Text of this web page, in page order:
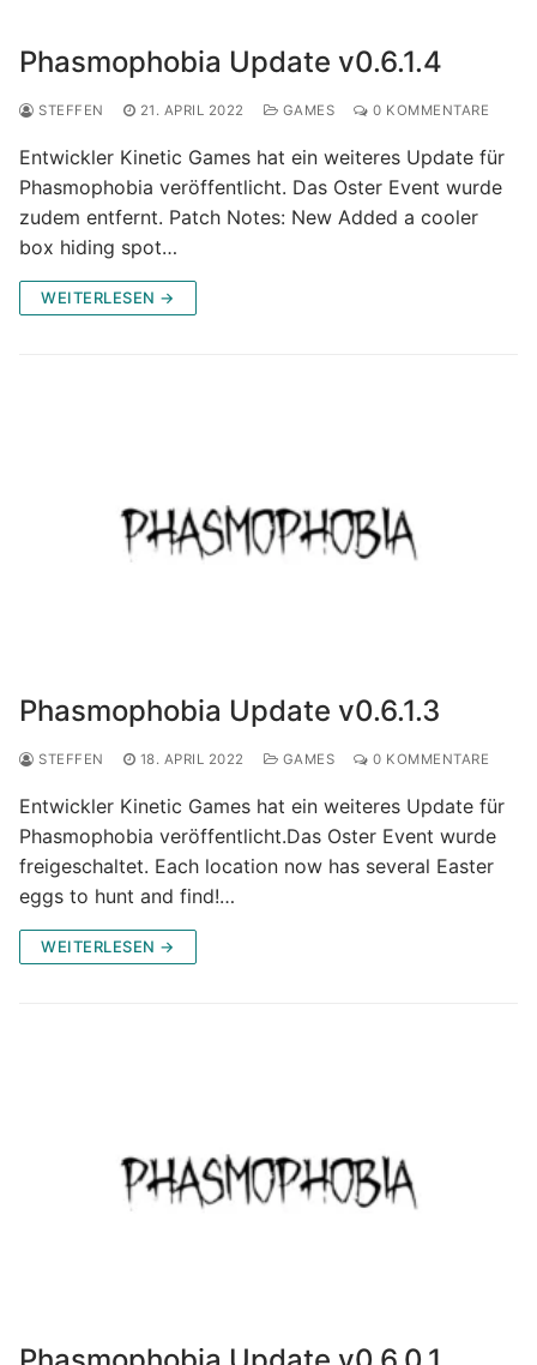
Phasmophobia Update v0.6.1.4
STEFFEN 21. APRIL 2022 GAMES 0 KOMMENTARE
Entwickler Kinetic Games hat ein weiteres Update für
Phasmophobia veröffentlicht. Das Oster Event wurde
zudem entfernt. Patch Notes: New Added a cooler
box hiding spot…
WEITERLESEN →
Phasmophobia Update v0.6.1.3
STEFFEN 18. APRIL 2022 GAMES 0 KOMMENTARE
Entwickler Kinetic Games hat ein weiteres Update für
Phasmophobia veröffentlicht.Das Oster Event wurde
freigeschaltet. Each location now has several Easter
eggs to hunt and find!…
WEITERLESEN →